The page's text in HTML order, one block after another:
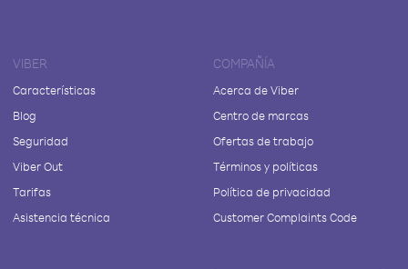
VIBER
Características
Blog
Seguridad
Viber Out
Tarifas
Asistencia técnica
COMPAÑÍA
Acerca de Viber
Centro de marcas
Ofertas de trabajo
Términos y políticas
Política de privacidad
Customer Complaints Code